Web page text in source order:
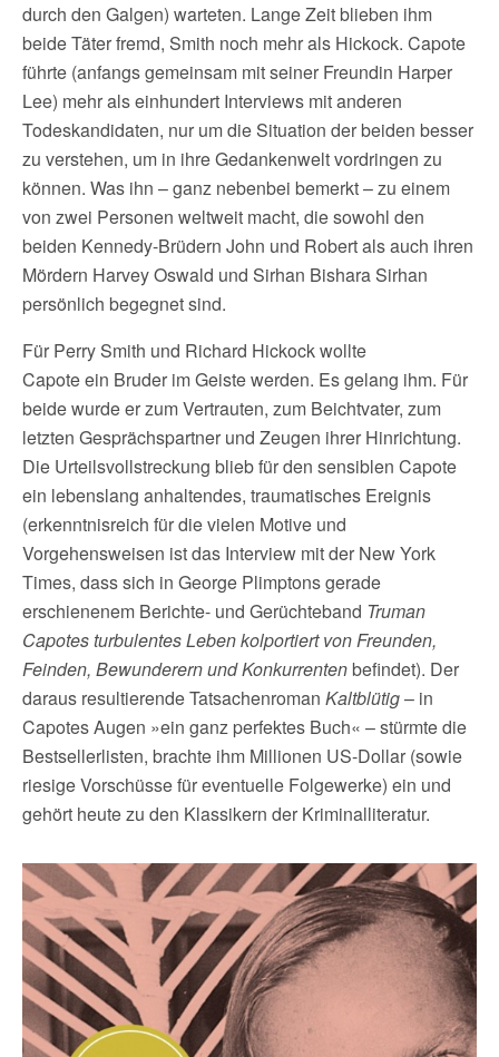
durch den Galgen) warteten. Lange Zeit blieben ihm
beide Täter fremd, Smith noch mehr als Hickock. Capote
führte (anfangs gemeinsam mit seiner Freundin Harper
Lee) mehr als einhundert Interviews mit anderen
Todeskandidaten, nur um die Situation der beiden besser
zu verstehen, um in ihre Gedankenwelt vordringen zu
können. Was ihn – ganz nebenbei bemerkt – zu einem
von zwei Personen weltweit macht, die sowohl den
beiden Kennedy-Brüdern John und Robert als auch ihren
Mördern Harvey Oswald und Sirhan Bishara Sirhan
persönlich begegnet sind.
Für Perry Smith und Richard Hickock wollte
Capote ein Bruder im Geiste werden. Es gelang ihm. Für
beide wurde er zum Vertrauten, zum Beichtvater, zum
letzten Gesprächspartner und Zeugen ihrer Hinrichtung.
Die Urteilsvollstreckung blieb für den sensiblen Capote
ein lebenslang anhaltendes, traumatisches Ereignis
(erkenntnisreich für die vielen Motive und
Vorgehensweisen ist das Interview mit der New York
Times, dass sich in George Plimptons gerade
erschienenem Berichte- und Gerüchteband Truman
Capotes turbulentes Leben kolportiert von Freunden,
Feinden, Bewunderern und Konkurrentenbefindet). Der
daraus resultierende Tatsachenroman Kaltblütig– in
Capotes Augen »ein ganz perfektes Buch« – stürmte die
Bestsellerlisten, brachte ihm Millionen US-Dollar (sowie
riesige Vorschüsse für eventuelle Folgewerke) ein und
gehört heute zu den Klassikern der Kriminalliteratur.